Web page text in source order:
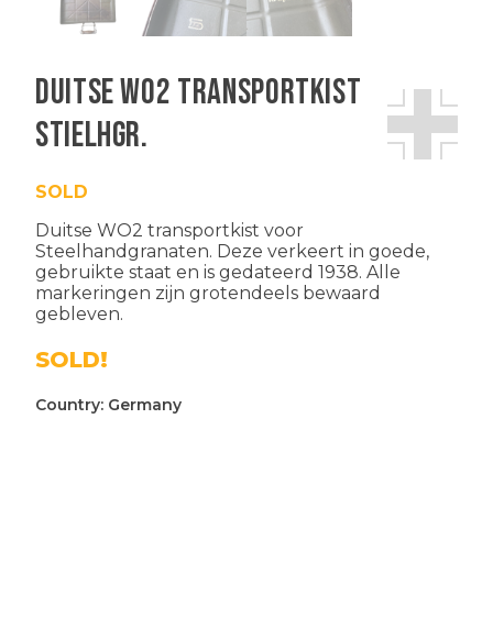
Duitse WO2 transportkist
Stielhgr.
SOLD
Duitse WO2 transportkist voor
Steelhandgranaten. Deze verkeert in goede,
gebruikte staat en is gedateerd 1938. Alle
markeringen zijn grotendeels bewaard
gebleven.
SOLD!
Country: Germany